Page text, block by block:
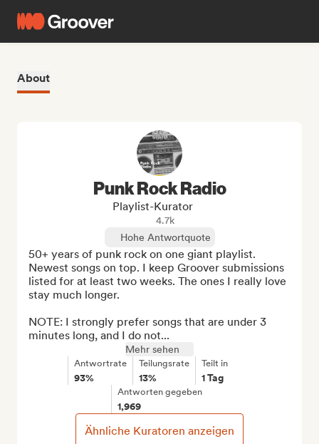
About
Punk Rock Radio
Playlist-Kurator
4.7k
Hohe Antwortquote
50+ years of punk rock on one giant playlist.
Newest songs on top. I keep Groover submissions
listed for at least two weeks. The ones I really love
stay much longer.
NOTE: I strongly prefer songs that are under 3
minutes long, and I do not...
Mehr sehen
Antwortrate
93%
Teilungsrate
13%
Teilt in
1 Tag
Antworten gegeben
1,969
Ähnliche Kuratoren anzeigen